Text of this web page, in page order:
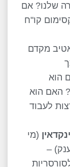
שלנו? אם
קו"ח
מקדם
הוא
האם הוא
לעבוד
(מי
–